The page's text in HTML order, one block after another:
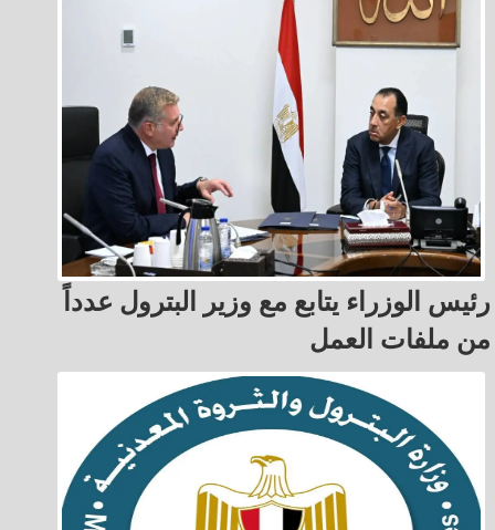
رئيس الوزراء يتابع مع وزير البترول عدداً
من ملفات العمل